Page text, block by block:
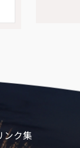
ンク集